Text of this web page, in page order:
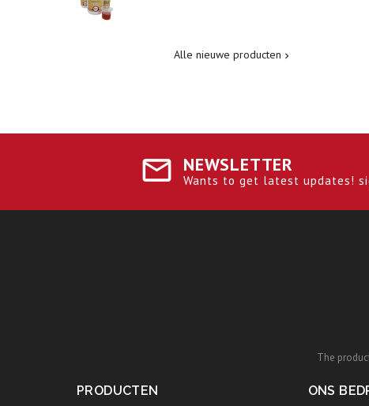
Alle nieuwe producten 
NEWSLETTER
Wants to get latest updates!
The
PRODUCTEN ONS